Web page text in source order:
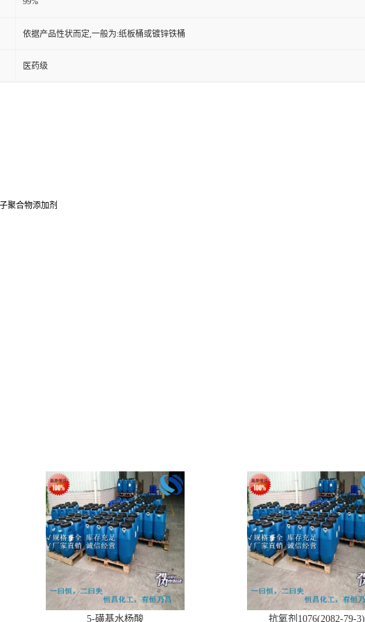
依据产品性状而定,一般为:纸板桶或镀锌铁桶
医药级
聚合物添加剂
5-磺基水杨酸 抗氧剂1076(2082-79-3)